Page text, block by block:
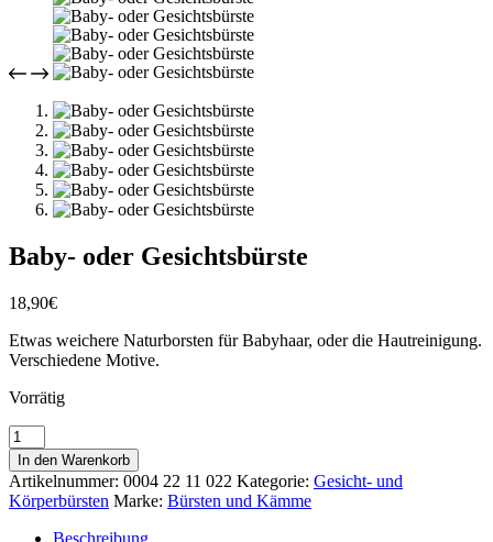
Baby- oder Gesichtsbürste
18,90€
Etwas weichere Naturborsten für Babyhaar, oder die Hautreinigung.
Verschiedene Motive.
Vorrätig
Baby-
oder
Gesichtsbürste
Menge
In den Warenkorb
Artikelnummer: 0004 22 11 022 Kategorie: Gesicht- und
Körperbürsten Marke: Bürsten und Kämme
Beschreibung